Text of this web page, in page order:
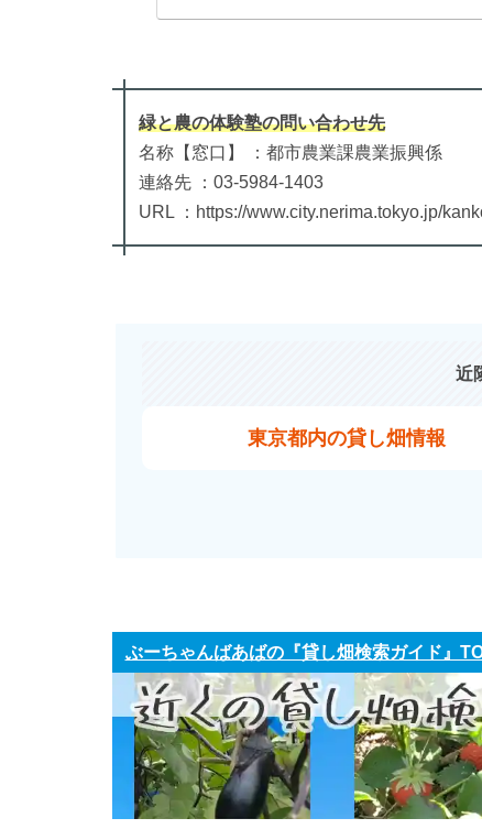
緑と農の体験塾の問い合わせ先
名称【窓口】 ：都市農業課農業振興係
連絡先 ：03-5984-1403
URL ：https://www.city.nerima.tokyo.jp/
近
東京都内の貸し畑情報
ぶーちゃんばあばの『貸し畑検索ガイド』